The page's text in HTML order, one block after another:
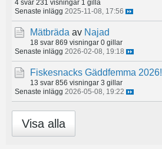
4 svar 231 visningar 1 gilla
Senaste inlägg 2025-11-08, 17:56
Mätbräda av Najad
18 svar 869 visningar 0 gillar
Senaste inlägg 2026-02-08, 19:18
Fiskesnacks Gäddfemma 2026!
13 svar 856 visningar 3 gillar
Senaste inlägg 2026-05-08, 19:22
Visa alla